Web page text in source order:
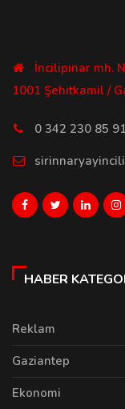
İncilipınar mh.
1001 Şehitkamil /
0 342 230 85
HABER
Reklam
Gaziantep
Ekonomi